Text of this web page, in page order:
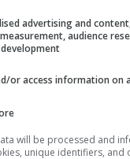
Unite | Lista
advertising and
audience
or access information on
will be processed and
unique identifiers, and